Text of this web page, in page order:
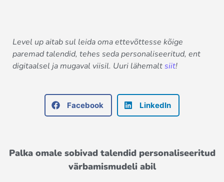
Level up aitab sul leida oma ettevõttesse kõige
paremad talendid, tehes seda personaliseeritud, ent
digitaalsel ja mugaval viisil. Uuri lähemaltsiit!
Facebook LinkedIn
Palka omale sobivad talendid personaliseeritud
värbamismudeli abil